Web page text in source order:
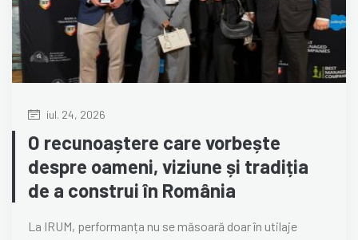
iul. 24, 2026
O recunoaștere care vorbește
despre oameni, viziune și tradiția
de a construi în România
La IRUM, performanța nu se măsoară doar în utilaje